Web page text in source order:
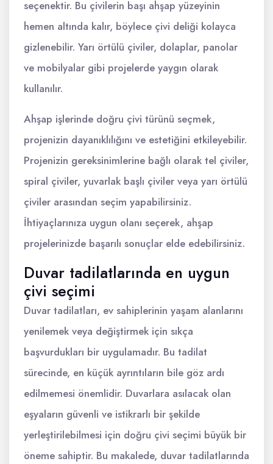
seçenektir. Bu çivilerin başı ahşap yüzeyinin
hemen altında kalır, böylece çivi deliği kolayca
gizlenebilir. Yarı örtülü çiviler, dolaplar, panolar
ve mobilyalar gibi projelerde yaygın olarak
kullanılır.
Ahşap işlerinde doğru çivi türünü seçmek,
projenizin dayanıklılığını ve estetiğini etkileyebilir.
Projenizin gereksinimlerine bağlı olarak tel çiviler,
spiral çiviler, yuvarlak başlı çiviler veya yarı örtülü
çiviler arasından seçim yapabilirsiniz.
İhtiyaçlarınıza uygun olanı seçerek, ahşap
projelerinizde başarılı sonuçlar elde edebilirsiniz.
Duvar tadilatlarında en uygun
çivi seçimi
Duvar tadilatları, ev sahiplerinin yaşam alanlarını
yenilemek veya değiştirmek için sıkça
başvurdukları bir uygulamadır. Bu tadilat
sürecinde, en küçük ayrıntıların bile göz ardı
edilmemesi önemlidir. Duvarlara asılacak olan
eşyaların güvenli ve istikrarlı bir şekilde
yerleştirilebilmesi için doğru çivi seçimi büyük bir
öneme sahiptir. Bu makalede, duvar tadilatlarında